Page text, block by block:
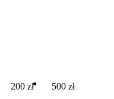
200 zł 500 zł